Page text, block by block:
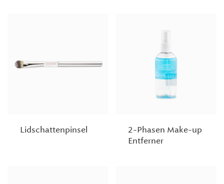
Lidschattenpinsel
2-Phasen Make-up
Entferner